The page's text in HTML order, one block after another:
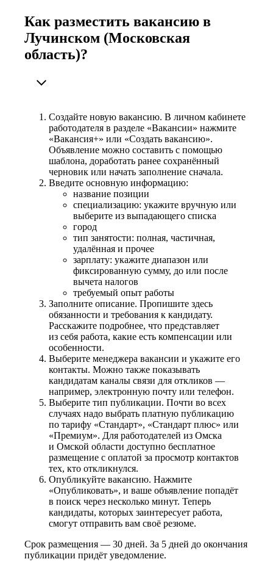
Как разместить вакансию в
Лучинском (Московская
область)?
Создайте новую вакансию. В личном кабинете
работодателя в разделе «Вакансии» нажмите
«Вакансия+» или «Создать вакансию».
Объявление можно составить с помощью
шаблона, доработать ранее сохранённый
черновик или начать заполнение сначала.
Введите основную информацию:
название позиции
специализацию: укажите вручную или
выберите из выпадающего списка
город
тип занятости: полная, частичная,
удалённая и прочее
зарплату: укажите диапазон или
фиксированную сумму, до или после
вычета налогов
требуемый опыт работы
Заполните описание. Пропишите здесь
обязанности и требования к кандидату.
Расскажите подробнее, что представляет
из себя работа, какие есть компенсации или
особенности.
Выберите менеджера вакансии и укажите его
контакты. Можно также показывать
кандидатам каналы связи для откликов —
например, электронную почту или телефон.
Выберите тип публикации. Почти во всех
случаях надо выбрать платную публикацию
по тарифу «Стандарт», «Стандарт плюс» или
«Премиум». Для работодателей из Омска
и Омской области доступно бесплатное
размещение с оплатой за просмотр контактов
тех, кто откликнулся.
Опубликуйте вакансию. Нажмите
«Опубликовать», и ваше объявление попадёт
в поиск через несколько минут. Теперь
кандидаты, которых заинтересует работа,
смогут отправить вам своё резюме.
Срок размещения — 30 дней. За 5 дней до окончания
публикации придёт уведомление.